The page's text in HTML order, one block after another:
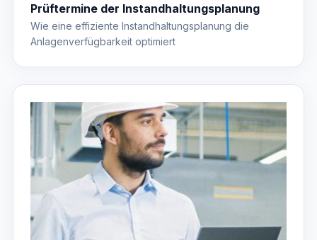
Prüftermine der Instandhaltungsplanung
Wie eine effiziente Instandhaltungsplanung die
Anlagenverfügbarkeit optimiert